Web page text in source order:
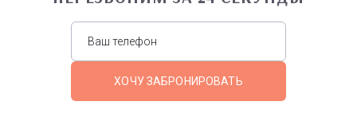
ХОЧУ ЗАБРОНИРОВАТЬ